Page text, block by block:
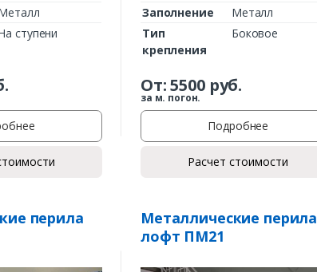
ступени
Заполнение
Металл
Тип
крепления
Боковое
От:5500руб.
за м. погон.
Подробнее
Расчет стоимости
перила
Металлические перила
лофт ПМ21